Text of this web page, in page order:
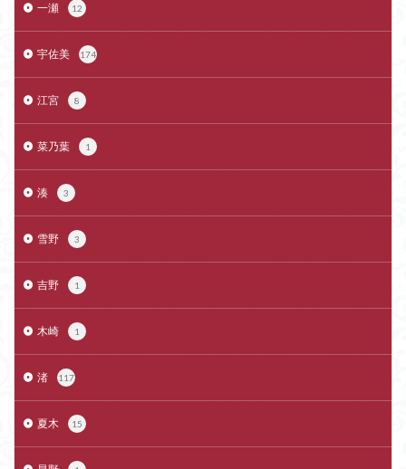
一瀬 12
宇佐美 174
江宮 8
菜乃葉 1
湊 3
雪野 3
吉野 1
木崎 1
渚 117
夏木 15